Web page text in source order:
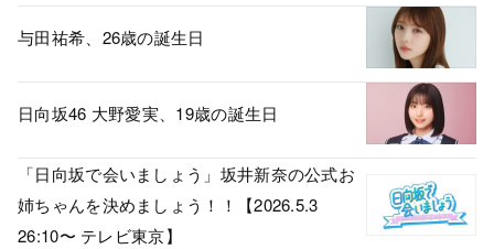
与田祐希、26歳の誕生日
日向坂46 大野愛実、19歳の誕生日
「日向坂で会いましょう」坂井新奈の公式お
姉ちゃんを決めましょう！！【2026.5.3
26:10〜 テレビ東京】